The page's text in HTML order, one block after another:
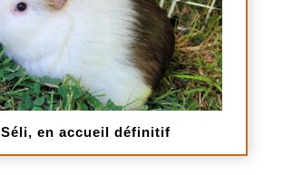
Séli, en accueil définitif